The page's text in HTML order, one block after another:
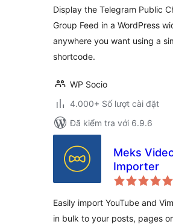
Display the Telegram Public
Group Feed in a WordPress
anywhere you want using a
shortcode.
WP Socio
4.000+ Số lượt cài đặt
Đã kiểm tra với 6.9.6
Meks
Importer
Easily import YouTube and
in bulk to your posts, pages